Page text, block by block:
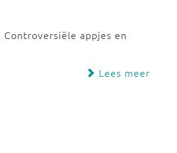
appjes en
Lees meer